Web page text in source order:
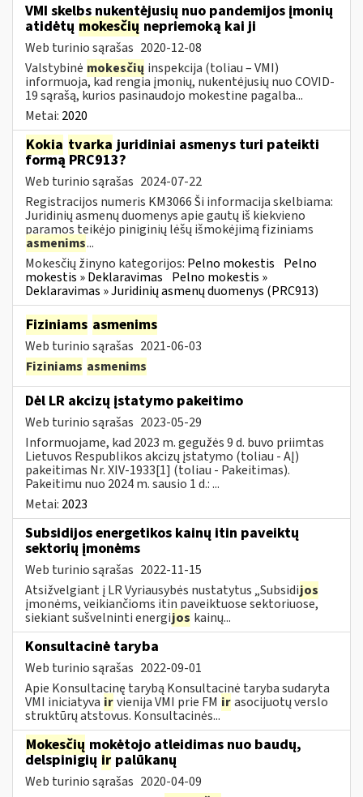
VMI skelbs nukentėjusių nuo pandemijos įmonių
atidėtų mokesčių nepriemoką kai ji
Web turinio sąrašas 2020-12-08
Valstybinė mokesčių inspekcija (toliau – VMI)
informuoja, kad rengia įmonių, nukentėjusių nuo COVID-
19 sąrašą, kurios pasinaudojo mokestine pagalba...
Metai: 2020
Kokia tvarka juridiniai asmenys turi pateikti
formą PRC913?
Web turinio sąrašas 2024-07-22
Registracijos numeris KM3066 Ši informacija skelbiama:
Juridinių asmenų duomenys apie gautų iš kiekvieno
paramos teikėjo piniginių lėšų išmokėjimą fiziniams
asmenims...
Mokesčių žinyno kategorijos: Pelno mokestis Pelno
mokestis » Deklaravimas Pelno mokestis »
Deklaravimas » Juridinių asmenų duomenys (PRC913)
Fiziniams asmenims
Web turinio sąrašas 2021-06-03
Fiziniams asmenims
Dėl LR akcizų įstatymo pakeitimo
Web turinio sąrašas 2023-05-29
Informuojame, kad 2023 m. gegužės 9 d. buvo priimtas
Lietuvos Respublikos akcizų įstatymo (toliau - AĮ)
pakeitimas Nr. XIV-1933[1] (toliau - Pakeitimas).
Pakeitimu nuo 2024 m. sausio 1 d.: ...
Metai: 2023
Subsidijos energetikos kainų itin paveiktų
sektorių įmonėms
Web turinio sąrašas 2022-11-15
Atsižvelgiant į LR Vyriausybės nustatytus „Subsidijos
įmonėms, veikiančioms itin paveiktuose sektoriuose,
siekiant sušvelninti energijos kainų...
Konsultacinė taryba
Web turinio sąrašas 2022-09-01
Apie Konsultacinę tarybą Konsultacinė taryba sudaryta
VMI iniciatyva irvienija VMI prie FM irasocijuotų verslo
struktūrų atstovus. Konsultacinės...
Mokesčių mokėtojo atleidimas nuo baudų,
delspinigių ir palūkanų
Web turinio sąrašas 2020-04-09